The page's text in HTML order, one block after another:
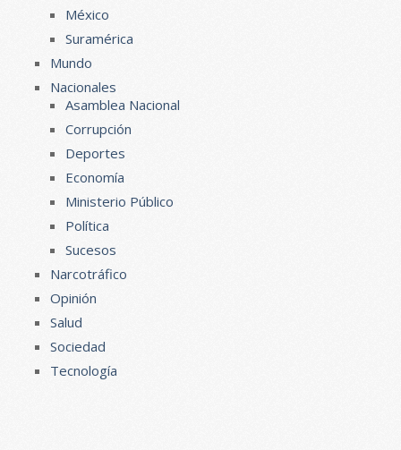
México
Suramérica
Mundo
Nacionales
Asamblea Nacional
Corrupción
Deportes
Economía
Ministerio Público
Política
Sucesos
Narcotráfico
Opinión
Salud
Sociedad
Tecnología